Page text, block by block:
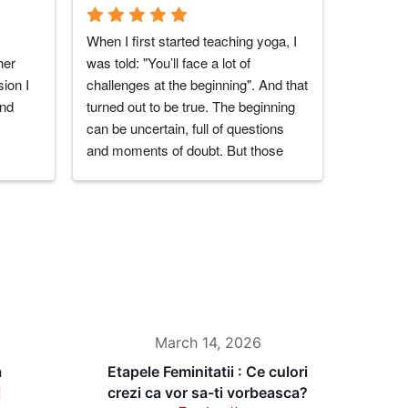
I
When I first started teaching yoga, I
was told: "You’ll face a lot of
challenges at the beginning". And that
turned out to be true. The beginning
can be uncertain, full of questions
and moments of doubt. But those
genuine support — always present
with a calm and highly professional
attitude. He responded to every
March 14, 2026
Etapele Feminitatii : Ce culori
crezi ca vor sa-ti vorbeasca?